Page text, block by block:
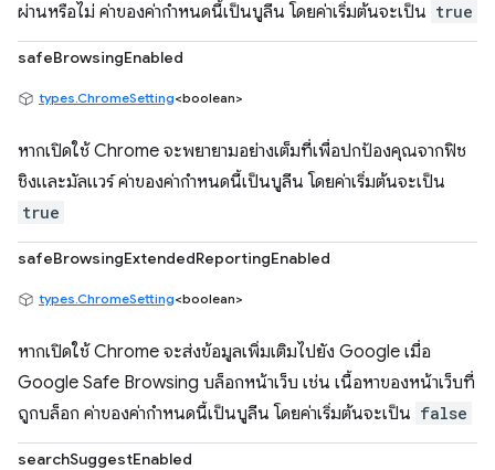
ผ่านหรือไม่ ค่าของค่ากำหนดนี้เป็นบูลีน โดยค่าเริ่มต้นจะเป็น true
safeBrowsingEnabled
types.ChromeSetting<boolean>
หากเปิดใช้ Chrome จะพยายามอย่างเต็มที่เพื่อปกป้องคุณจากฟิช
ชิงและมัลแวร์ ค่าของค่ากำหนดนี้เป็นบูลีน โดยค่าเริ่มต้นจะเป็น
true
safeBrowsingExtendedReportingEnabled
types.ChromeSetting<boolean>
หากเปิดใช้ Chrome จะส่งข้อมูลเพิ่มเติมไปยัง Google เมื่อ
Google Safe Browsing บล็อกหน้าเว็บ เช่น เนื้อหาของหน้าเว็บที่
ถูกบล็อก ค่าของค่ากำหนดนี้เป็นบูลีน โดยค่าเริ่มต้นจะเป็น false
searchSuggestEnabled